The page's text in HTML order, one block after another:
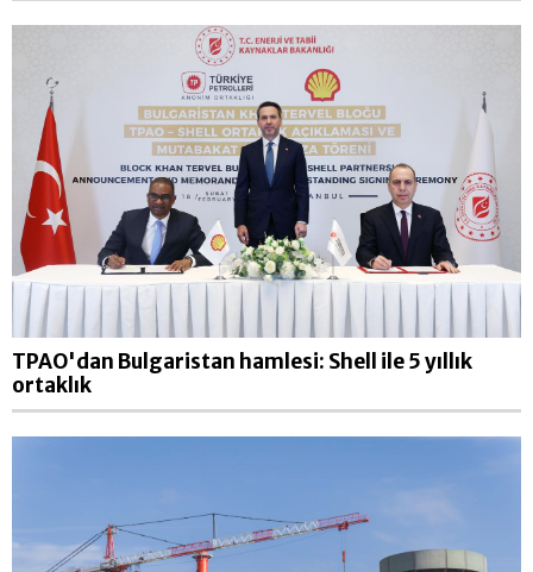
TPAO'dan Bulgaristan hamlesi: Shell ile 5 yıllık
ortaklık